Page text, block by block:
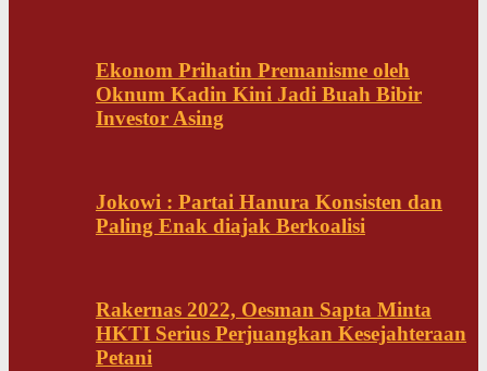
Ekonom Prihatin Premanisme oleh
Oknum Kadin Kini Jadi Buah Bibir
Investor Asing
Jokowi : Partai Hanura Konsisten dan
Paling Enak diajak Berkoalisi
Rakernas 2022, Oesman Sapta Minta
HKTI Serius Perjuangkan Kesejahteraan
Petani